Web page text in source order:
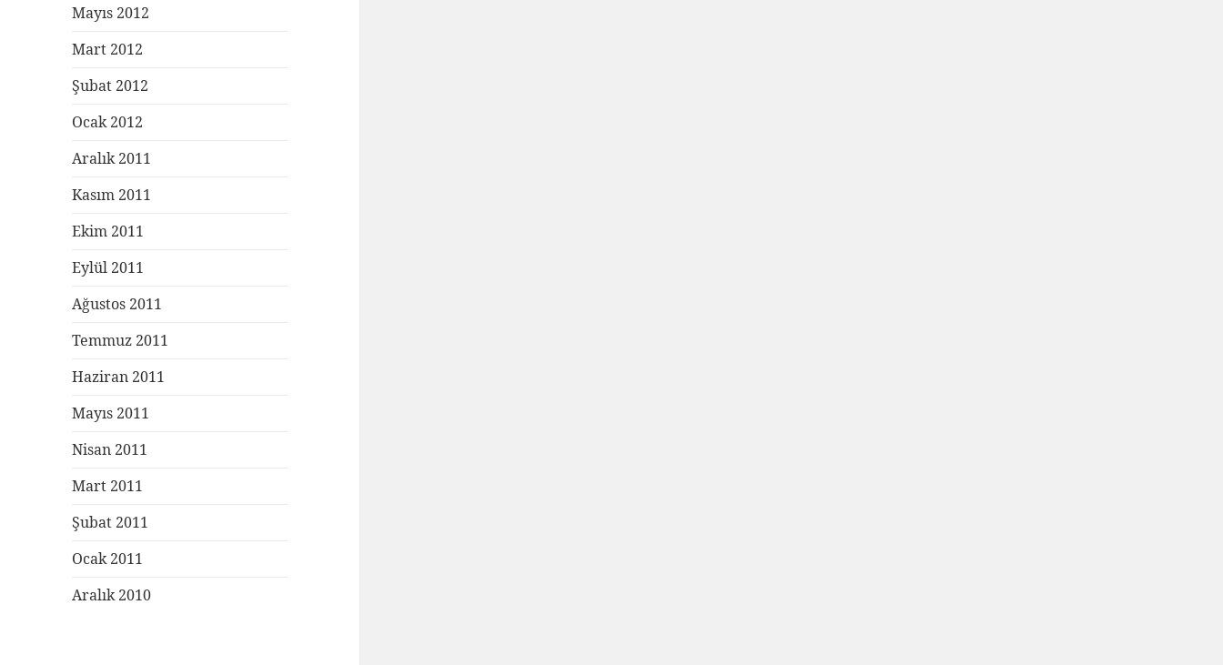
Mayıs 2012
Mart 2012
Şubat 2012
Ocak 2012
Aralık 2011
Kasım 2011
Ekim 2011
Eylül 2011
Ağustos 2011
Temmuz 2011
Haziran 2011
Mayıs 2011
Nisan 2011
Mart 2011
Şubat 2011
Ocak 2011
Aralık 2010